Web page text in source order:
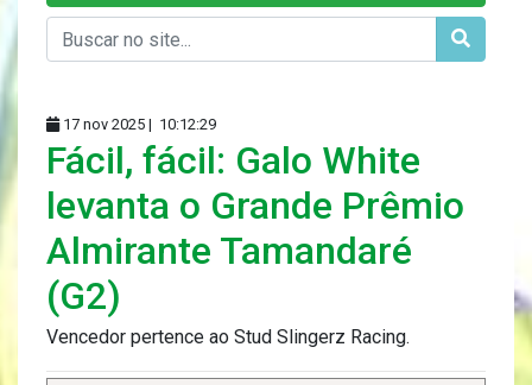
17 nov 2025 | 10:12:29
Fácil, fácil: Galo White
levanta o Grande Prêmio
Almirante Tamandaré
(G2)
Vencedor pertence ao Stud Slingerz Racing.